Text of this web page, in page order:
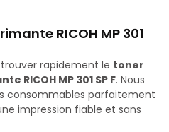
RICOH MP 301
rapidement le toner
RICOH MP 301 SP F. Nous
consommables parfaitement
impression fiable et sans